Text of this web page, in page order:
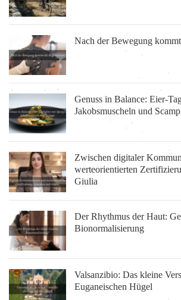
Nach der Bewegung
Genuss in Balance: Eier-
Jakobsmuscheln und
Zwischen digitaler
werteorientierten
Giulia
Der Rhythmus der Haut:
Bionormalisierung
Valsanzibio: Das kleine
Euganeischen Hügel